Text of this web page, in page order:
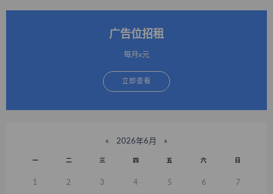
广告位招租
每月x元
立即查看
« 2026年6月 »
一 二 三 四 五 六 日
1 2 3 4 5 6 7